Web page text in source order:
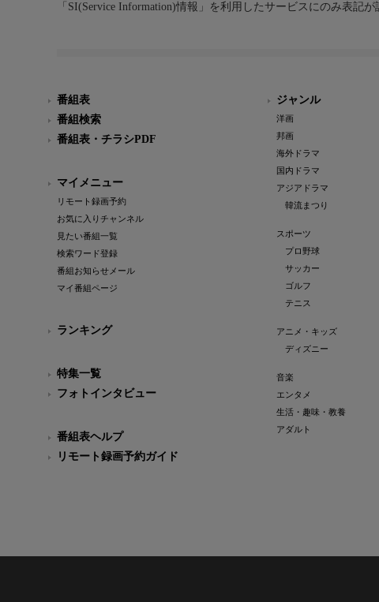
「SI(Service Information)情報」を利用したサービスにのみ表記が
番組表
番組検索
番組表・チラシPDF
マイメニュー
リモート録画予約
お気に入りチャンネル
見たい番組一覧
検索ワード登録
番組お知らせメール
マイ番組ページ
ランキング
特集一覧
フォトインタビュー
番組表ヘルプ
リモート録画予約ガイド
ジャンル
洋画
邦画
海外ドラマ
国内ドラマ
アジアドラマ
韓流まつり
スポーツ
プロ野球
サッカー
ゴルフ
テニス
アニメ・キッズ
ディズニー
音楽
エンタメ
生活・趣味・教養
アダルト